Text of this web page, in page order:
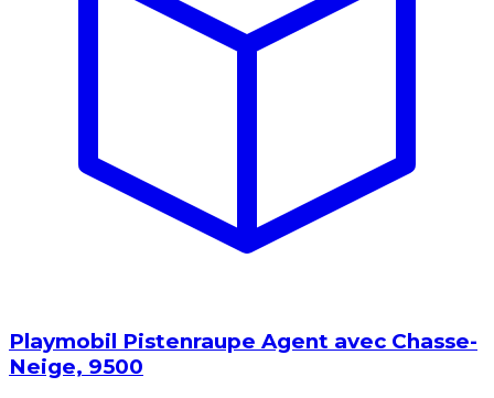
Playmobil Pistenraupe Agent avec Chasse-
Neige, 9500